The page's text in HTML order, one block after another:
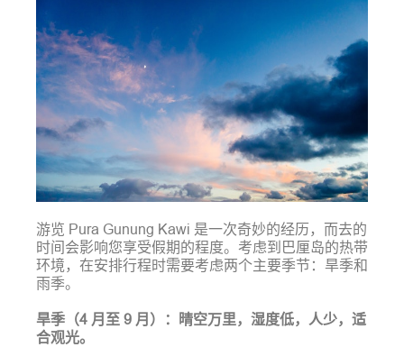
游览 Pura Gunung Kawi 是一次奇妙的经历，而去的
时间会影响您享受假期的程度。考虑到巴厘岛的热带
环境，在安排行程时需要考虑两个主要季节：旱季和
雨季。
旱季（4 月至 9 月）：晴空万里，湿度低，人少，适
合观光。